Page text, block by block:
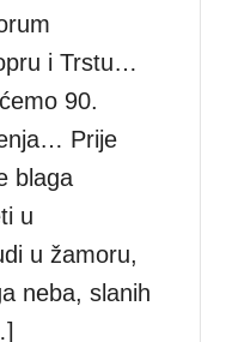
i Trstu…
90.
Prije
blaga
u
u žamoru,
neba, slanih